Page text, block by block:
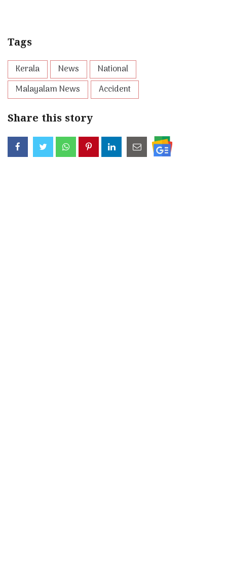
Tags
Kerala News
National
Malayalam News
Accident
Share this story